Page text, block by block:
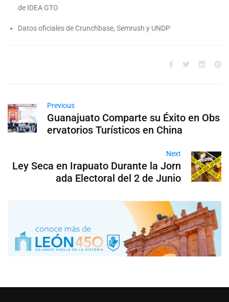
de IDEA GTO
Datos oficiales de Crunchbase, Semrush y UNDP
Previous
Guanajuato Comparte su Éxito en Obs
ervatorios Turísticos en China
Next
Ley Seca en Irapuato Durante la Jorn
ada Electoral del 2 de Junio